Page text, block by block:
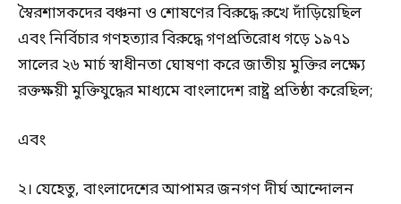
স্বৈরশাসকদের বঞ্চনা ও শোষণের বিরুদ্ধে রুখে দাঁড়িয়েছিল
এবং নির্বিচার গণহত্যার বিরুদ্ধে গণপ্রতিরোধ গড়ে ১৯৭১
সালের ২৬ মার্চ স্বাধীনতা ঘোষণা করে জাতীয় মুক্তির লক্ষ্যে
রক্তক্ষয়ী মুক্তিযুদ্ধের মাধ্যমে বাংলাদেশ রাষ্ট্র প্রতিষ্ঠা করেছিল;
এবং
২। যেহেতু, বাংলাদেশের আপামর জনগণ দীর্ঘ আন্দোলন